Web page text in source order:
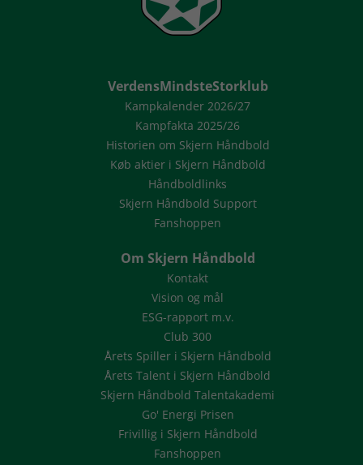
VerdensMindsteStorklub
Kampkalender 2026/27
Kampfakta 2025/26
Historien om Skjern Håndbold
Køb aktier i Skjern Håndbold
Håndboldlinks
Skjern Håndbold Support
Fanshoppen
Om Skjern Håndbold
Kontakt
Vision og mål
ESG-rapport m.v.
Club 300
Årets Spiller i Skjern Håndbold
Årets Talent i Skjern Håndbold
Skjern Håndbold Talentakademi
Go' Energi Prisen
Frivillig i Skjern Håndbold
Fanshoppen